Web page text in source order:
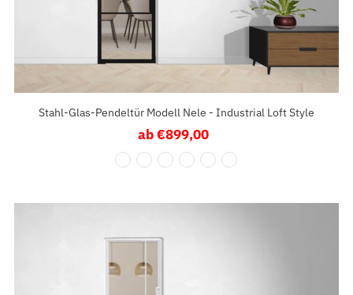
Stahl-Glas-Pendeltür Modell Nele - Industrial Loft Style
Regulärer
Preis
ab €899,00